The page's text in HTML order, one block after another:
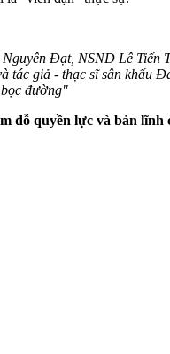
Đạt, NSND Lê Tiến
tác giả - thạc sĩ sân khấu
đường"
dỗ quyền lực và bản lĩnh